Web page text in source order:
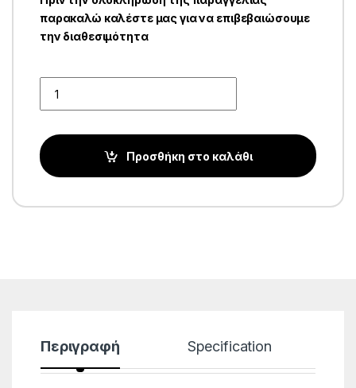
παρακαλώ καλέστε μας για να επιβεβαιώσουμε
την διαθεσιμότητα
Προσθήκη στο καλάθι
Περιγραφή Specification